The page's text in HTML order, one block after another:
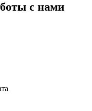
с нами